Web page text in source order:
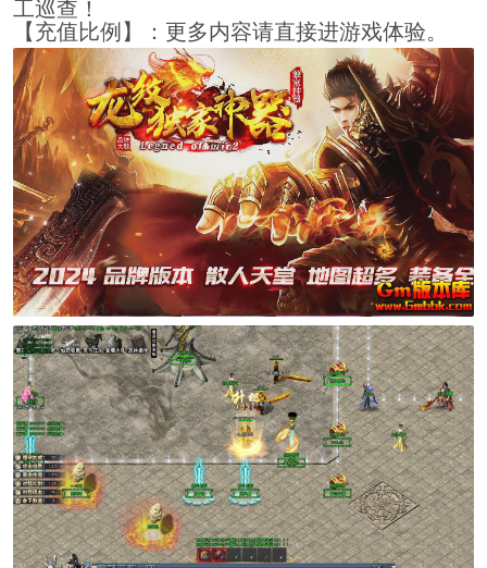
工巡查！
【充值比例】：更多内容请直接进游戏体验。